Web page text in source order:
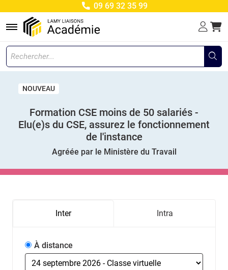
09 69 32 35 99
Menu
NOUVEAU
Formation CSE moins de 50 salariés -
Elu(e)s du CSE, assurez le fonctionnement
de l'instance
Agréée par le Ministère du Travail
Inter Intra
À distance